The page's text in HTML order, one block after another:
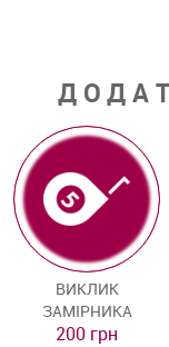
ВИКЛИК
ЗАМІРНИКА
200 грн